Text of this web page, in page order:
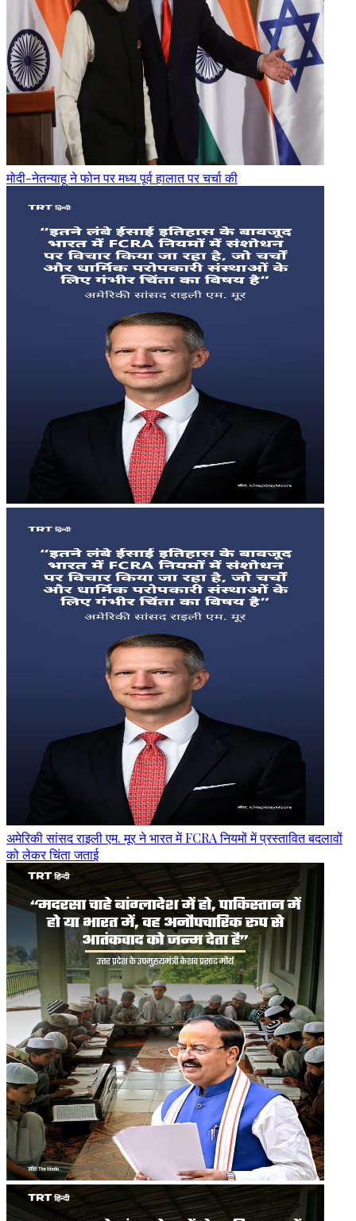
मोदी-नेतन्याहू ने फोन पर मध्य पूर्व हालात पर चर्चा की
अमेरिकी सांसद राइली एम. मूर ने भारत में FCRA नियमों में प्रस्तावित बदलावों
को लेकर चिंता जताई